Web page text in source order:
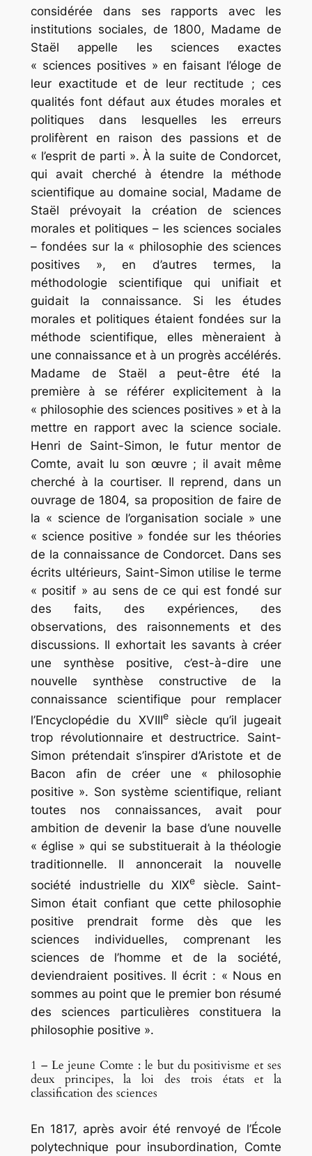
considérée dans ses rapports avec les
institutions sociales, de 1800, Madame de
Staël appelle les sciences exactes
« sciences positives » en faisant l’éloge de
leur exactitude et de leur rectitude ; ces
qualités font défaut aux études morales et
politiques dans lesquelles les erreurs
prolifèrent en raison des passions et de
« l’esprit de parti ». À la suite de Condorcet,
qui avait cherché à étendre la méthode
scientifique au domaine social, Madame de
Staël prévoyait la création de sciences
morales et politiques – les sciences sociales
– fondées sur la « philosophie des sciences
positives », en d’autres termes, la
méthodologie scientifique qui unifiait et
guidait la connaissance. Si les études
morales et politiques étaient fondées sur la
méthode scientifique, elles mèneraient à
une connaissance et à un progrès accélérés.
Madame de Staël a peut-être été la
première à se référer explicitement à la
« philosophie des sciences positives » et à la
mettre en rapport avec la science sociale.
Henri de Saint-Simon, le futur mentor de
Comte, avait lu son œuvre ; il avait même
cherché à la courtiser. Il reprend, dans un
ouvrage de 1804, sa proposition de faire de
la « science de l’organisation sociale » une
« science positive » fondée sur les théories
de la connaissance de Condorcet. Dans ses
écrits ultérieurs, Saint-Simon utilise le terme
« positif » au sens de ce qui est fondé sur
des faits, des expériences, des
observations, des raisonnements et des
discussions. Il exhortait les savants à créer
une synthèse positive, c’est-à-dire une
nouvelle synthèse constructive de la
connaissance scientifique pour remplacer
l’Encyclopédie du XVIIIesiècle qu’il jugeait
trop révolutionnaire et destructrice. Saint-
Simon prétendait s’inspirer d’Aristote et de
Bacon afin de créer une « philosophie
positive ». Son système scientifique, reliant
toutes nos connaissances, avait pour
ambition de devenir la base d’une nouvelle
« église » qui se substituerait à la théologie
traditionnelle. Il annoncerait la nouvelle
société industrielle du XIXe
siècle. Saint-
Simon était confiant que cette philosophie
positive prendrait forme dès que les
sciences individuelles, comprenant les
sciences de l’homme et de la société,
deviendraient positives. Il écrit : « Nous en
sommes au point que le premier bon résumé
des sciences particulières constituera la
philosophie positive ».
1 – Le jeune Comte : le but du positivisme et ses
deux principes, la loi des trois états et la
classification des sciences
En 1817, après avoir été renvoyé de l’École
polytechnique pour insubordination, Comte